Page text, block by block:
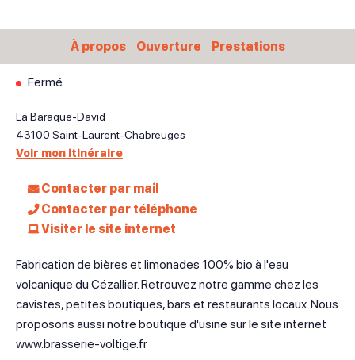
À propos Ouverture Prestations
Fermé
La Baraque-David
43100 Saint-Laurent-Chabreuges
Voir mon itinéraire
Contacter par mail
Contacter par téléphone
Visiter le site internet
Fabrication de bières et limonades 100% bio à l'eau
volcanique du Cézallier. Retrouvez notre gamme chez les
cavistes, petites boutiques, bars et restaurants locaux. Nous
proposons aussi notre boutique d'usine sur le site internet
www.brasserie-voltige.fr